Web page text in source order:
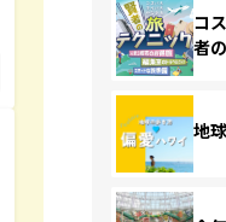
コ
者
地